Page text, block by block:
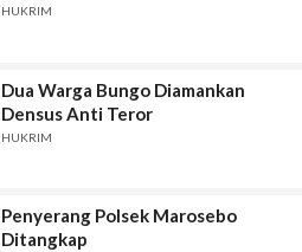
HUKRIM
Dua Warga Bungo Diamankan
Densus Anti Teror
HUKRIM
Penyerang Polsek Marosebo
Ditangkap